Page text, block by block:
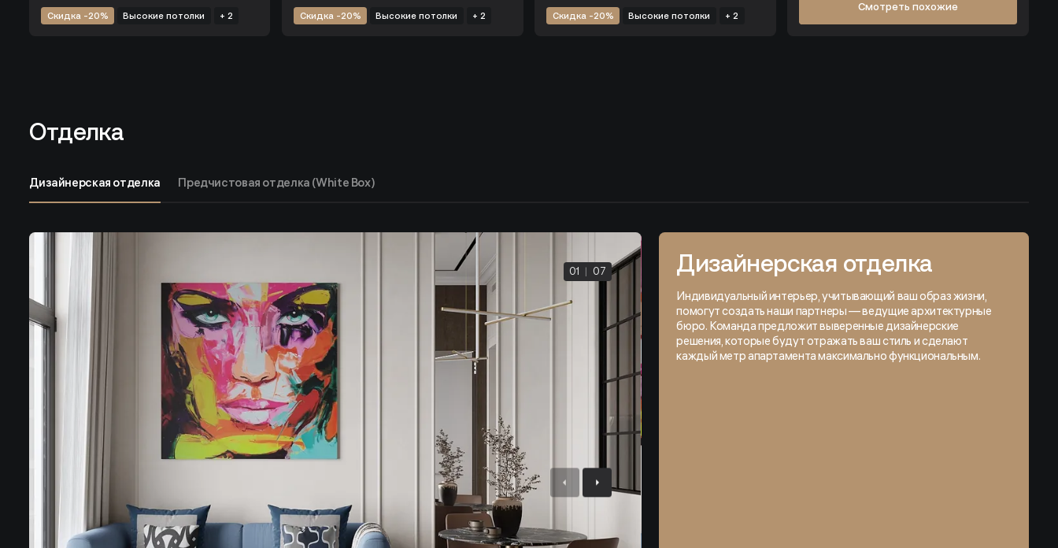
Скидка -20% Высокие потолки + 2 Скидка -20% Высокие потолки + 2 Скидка -20% Высокие потолки + 2
Смотреть похожие
Отделка
Отделка
Дизайнерская отделка Предчистовая отделка (White Box)
01 | 07 Дизайнерская отделка
Индивидуальный интерьер, учитывающий ваш образ жизни,
помогут создать наши партнеры — ведущие архитектурные
бюро. Команда предложит выверенные дизайнерские
решения, которые будут отражать ваш стиль и сделают
каждый метр апартамента максимально функциональным.